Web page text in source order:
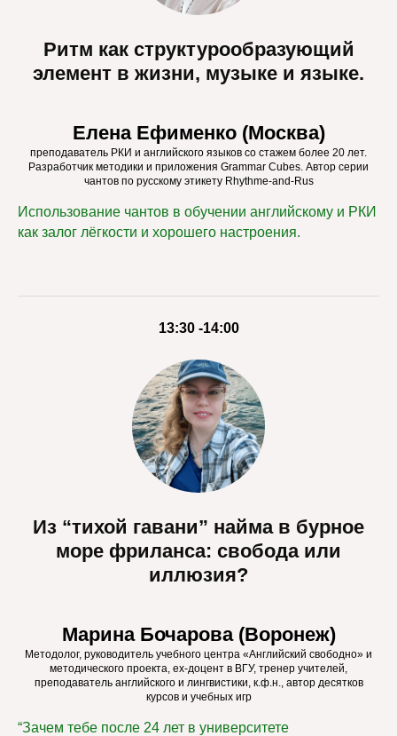
Ритм как структурообразующий
элемент в жизни, музыке и языке.
Елена Ефименко (Москва)
преподаватель РКИ и английского языков со стажем более 20 лет.
Разработчик методики и приложения Grammar Cubes. Автор серии
чантов по русскому этикету Rhythme-and-Rus
Использование чантов в обучении английскому и РКИ
как залог лёгкости и хорошего настроения.
13:30 -14:00
Из “тихой гавани” найма в бурное
море фриланса: свобода или
иллюзия?
Марина Бочарова (Воронеж)
Методолог, руководитель учебного центра «Английский свободно» и
методического проекта, ex-доцент в ВГУ, тренер учителей,
преподаватель английского и лингвистики, к.ф.н., автор десятков
курсов и учебных игр
“Зачем тебе после 24 лет в университете